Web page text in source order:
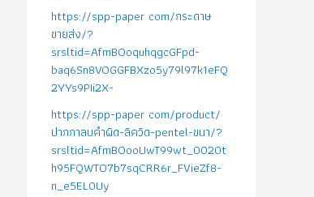
https://spp-paper com/กระดาษ
ขายส่ง/?
srsltid=AfmBOoquhqgcGFpd-
baq6Sn8VOGGFBXzo5y79l97k1eFQ
2YYs9PIi2X-
https://spp-paper com/product/
ปากกาลบคำผิด-ลิควิด-pentel-ขนา/?
srsltid=AfmBOooUwT99wt_0020t
h95FQWTO7b7sqCRR6r_FVieZf8-
n_e5EL0Uy